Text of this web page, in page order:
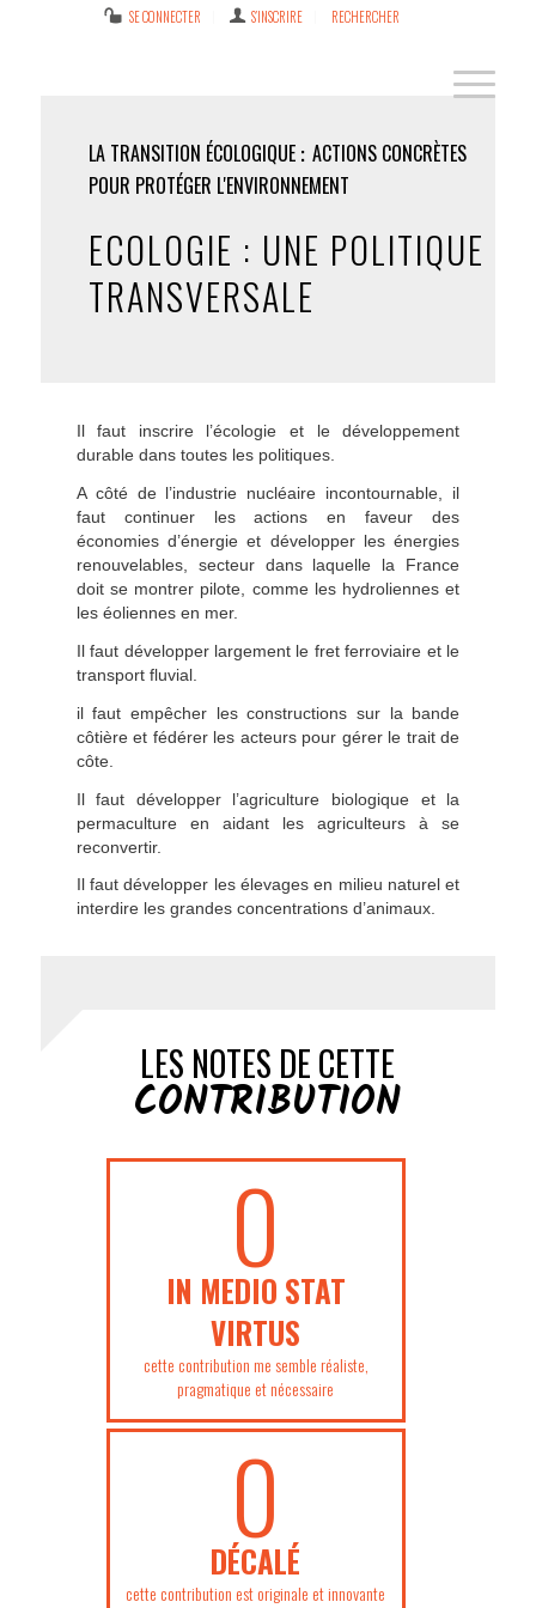
SE CONNECTER S’INSCRIRE RECHERCHER
LA TRANSITION ÉCOLOGIQUE
ACTIONS CONCRÈTES
POUR PROTÉGER L'ENVIRONNEMENT
ECOLOGIE : UNE POLITIQUE
TRANSVERSALE
Il faut inscrire l’écologie et le développement
durable dans toutes les politiques.
A côté de l’industrie nucléaire incontournable, il
faut continuer les actions en faveur des
économies d’énergie et développer les énergies
renouvelables, secteur dans laquelle la France
doit se montrer pilote, comme les hydroliennes et
les éoliennes en mer.
Il faut développer largement le fret ferroviaire et le
transport fluvial.
il faut empêcher les constructions sur la bande
côtière et fédérer les acteurs pour gérer le trait de
côte.
Il faut développer l’agriculture biologique et la
permaculture en aidant les agriculteurs à se
reconvertir.
Il faut développer les élevages en milieu naturel et
interdire les grandes concentrations d’animaux.
LES NOTES DE CETTE
CONTRIBUTION
0
IN MEDIO STAT
VIRTUS
cette contribution me semble réaliste,
pragmatique et nécessaire
0
DÉCALÉ
cette contribution est originale et innovante